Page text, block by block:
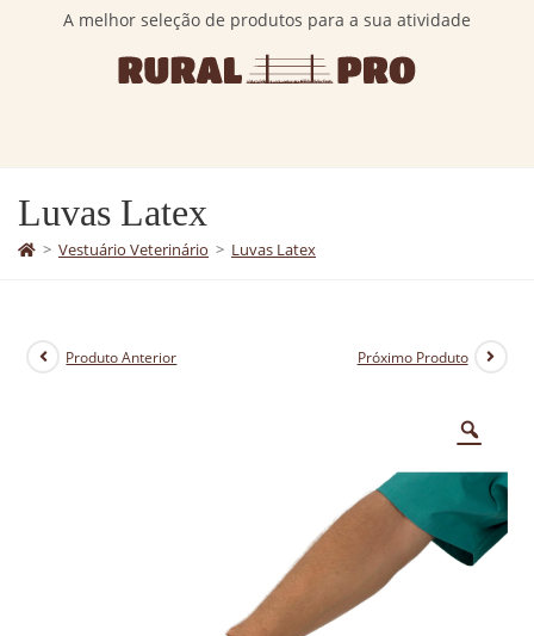
A melhor seleção de produtos para a sua atividade
Luvas Latex
> Vestuário Veterinário > Luvas Latex
Produto Anterior Próximo Produto